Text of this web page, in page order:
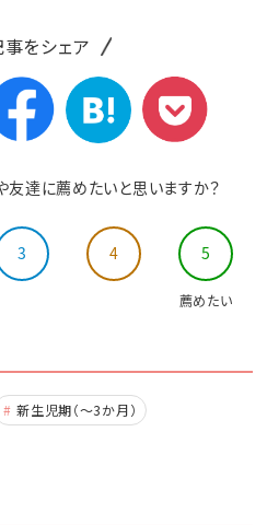
事をシェア
達に薦めたいと思いますか？
3 4 5
薦めたい
新生児期（～3か月）